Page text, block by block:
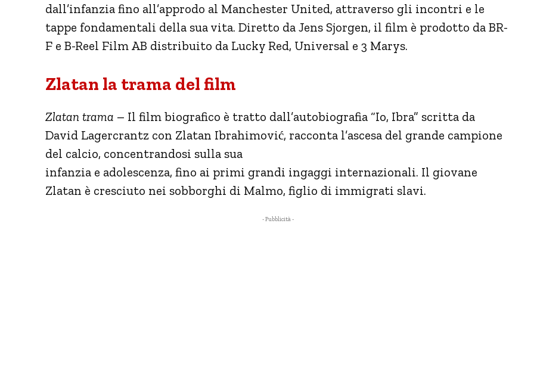
dall’infanzia fino all’approdo al Manchester United, attraverso gli incontri e le
tappe fondamentali della sua vita. Diretto da Jens Sjorgen, il film è prodotto da BR-
F e B-Reel Film AB distribuito da Lucky Red, Universal e 3 Marys.
Zlatan la trama del film
Zlatan trama – Il film biografico è tratto dall’autobiografia “Io, Ibra” scritta da
David Lagercrantz con Zlatan Ibrahimović, racconta l’ascesa del grande campione
del calcio, concentrandosi sulla sua
infanzia e adolescenza, fino ai primi grandi ingaggi internazionali. Il giovane
Zlatan è cresciuto nei sobborghi di Malmo, figlio di immigrati slavi.
- Pubblicità -